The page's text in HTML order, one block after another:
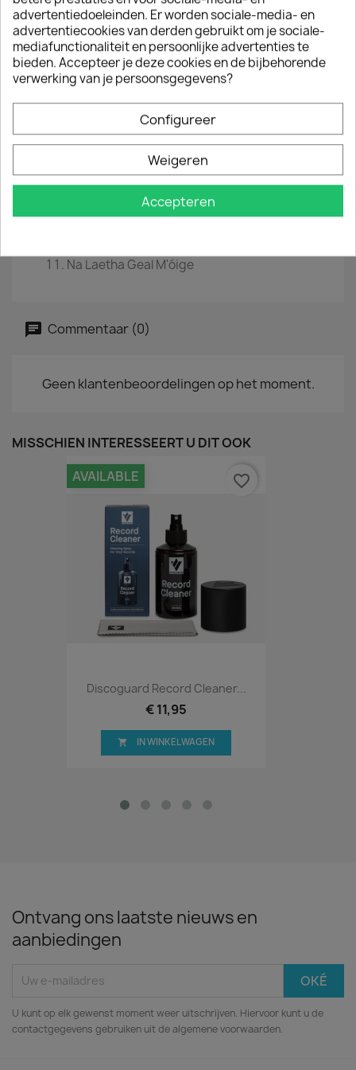
EAN 0022924387517
Jaar :2012
Tracklist
Watermark
Cursum Perficio
On Your Shore
Storms In Africa
Miss Clare Remembers
Evening Falls...
Na Laetha Geal M'óige
Commentaar (0)
Geen klantenbeoordelingen op het moment.
MISSCHIEN INTERESSEERT U DIT OOK
Discoguard Record Cleaner...
€ 11,95
AVAILABLE
 IN WINKELWAGEN
favorite_border
Ontvang ons laatste nieuws en
aanbiedingen
U kunt op elk gewenst moment weer uitschrijven. Hiervoor kunt u de
contactgegevens gebruiken uit de algemene voorwaarden.
advertentiedoeleinden. Er worden sociale-media- en
advertentiecookies van derden gebruikt om je sociale-
mediafunctionaliteit en persoonlijke advertenties te
bieden. Accepteer je deze cookies en de bijbehorende
verwerking van je persoonsgegevens?
Configureer
Weigeren
Accepteren